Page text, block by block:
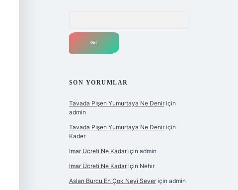
SON YORUMLAR
Tavada Pişen Yumurtaya Ne Deniriçin
admin
Tavada Pişen Yumurtaya Ne Deniriçin
Kader
Imar Ücreti Ne Kadariçin admin
Imar Ücreti Ne Kadariçin Nehir
Aslan Burcu En Çok Neyi Severiçin admin